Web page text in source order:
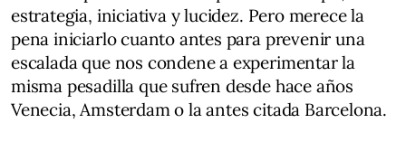
estrategia, iniciativa y lucidez. Pero merece la
pena iniciarlo cuanto antes para prevenir una
escalada que nos condene a experimentar la
misma pesadilla que sufren desde hace años
Venecia, Amsterdam o la antes citada Barcelona.